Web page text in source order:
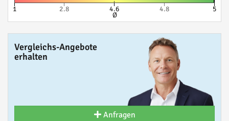
1 2.8 4.6
Ø
4.8 5
Vergleichs-Angebote
erhalten
Anfragen